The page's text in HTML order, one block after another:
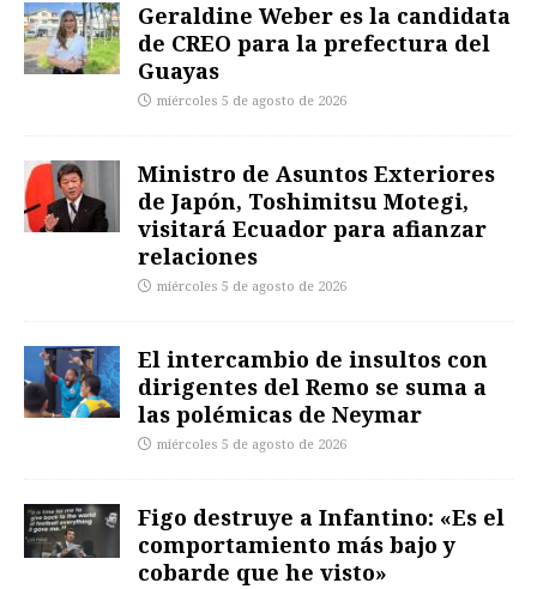
Geraldine Weber es la candidata
de CREO para la prefectura del
Guayas
miércoles 5 de agosto de 2026
Ministro de Asuntos Exteriores
de Japón, Toshimitsu Motegi,
visitará Ecuador para afianzar
relaciones
miércoles 5 de agosto de 2026
El intercambio de insultos con
dirigentes del Remo se suma a
las polémicas de Neymar
miércoles 5 de agosto de 2026
Figo destruye a Infantino: «Es el
comportamiento más bajo y
cobarde que he visto»